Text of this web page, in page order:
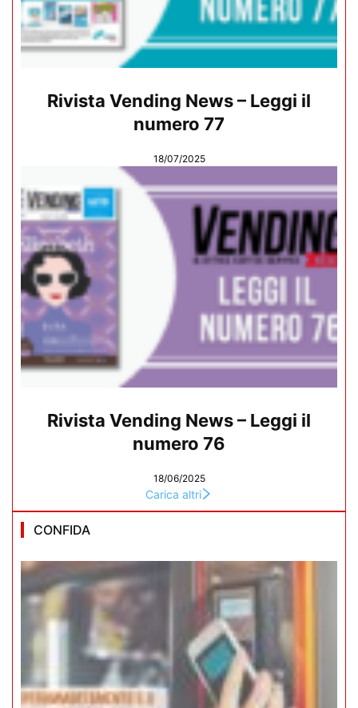
Rivista Vending News – Leggi il
numero 77
18/07/2025
Rivista Vending News – Leggi il
numero 76
18/06/2025
Carica altri
CONFIDA